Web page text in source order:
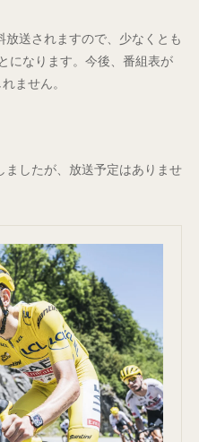
送されますので、少なくとも
になります。今後、番組表が
ません。
したが、放送予定はありませ